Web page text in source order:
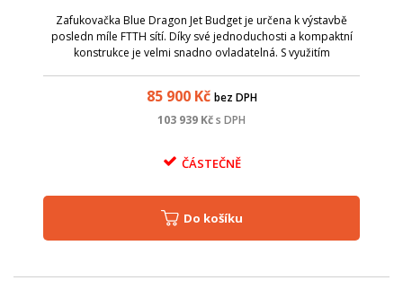
Zafukovačka Blue Dragon Jet Budget je určena k výstavbě
posledn míle FTTH sítí. Díky své jednoduchosti a kompaktní
konstrukce je velmi snadno ovladatelná. S využitím
85 900Kč bez DPH
103 939 Kčs DPH
ČÁSTEČNĚ
Do košíku